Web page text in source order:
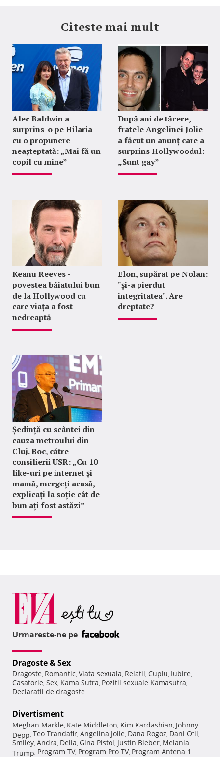
Citeste mai mult
Alec Baldwin a
surprins-o pe Hilaria
cu o propunere
neașteptată: „Mai fă un
copil cu mine”
După ani de tăcere,
fratele Angelinei Jolie
a făcut un anunț care a
surprins Hollywoodul:
„Sunt gay”
Keanu Reeves -
povestea băiatului bun
de la Hollywood cu
care viața a fost
nedreaptă
Elon, supărat pe Nolan:
"şi-a pierdut
integritatea". Are
dreptate?
Ședință cu scântei din
cauza metroului din
Cluj. Boc, către
consilierii USR: „Cu 10
like-uri pe internet și
mamă, mergeți acasă,
explicați la soție cât de
bun ați fost astăzi”
Urmareste-ne pe
Dragoste & Sex
Dragoste, Romantic, Viata sexuala, Relatii, Cuplu, Iubire,
Casatorie, Sex, Kama Sutra, Pozitii sexuale Kamasutra,
Declaratii de dragoste
Divertisment
Meghan Markle, Kate Middleton, Kim Kardashian, Johnny
Depp, Teo Trandafir, Angelina Jolie, Dana Rogoz, Dani Otil,
Smiley, Andra, Delia, Gina Pistol, Justin Bieber, Melania
Trump, Program TV, Program Pro TV, Program Antena 1